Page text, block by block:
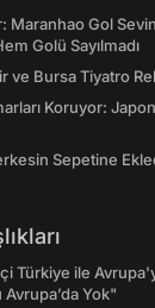
Maranhao Gol
Golü Sayılmadı
ve Bursa Tiyatro
Koruyor:
Sepetine
Türkiye ile
Yok"